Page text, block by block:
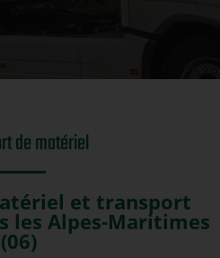
de matériel
et transport
les Alpes-Maritimes
(06)